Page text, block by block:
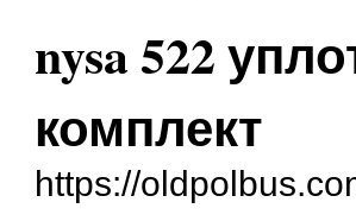
nysa 522
комплект
https://